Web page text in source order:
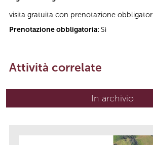
visita gratuita con prenotazione
Prenotazione obbligatoria: Sì
Attività correlate
In archivio